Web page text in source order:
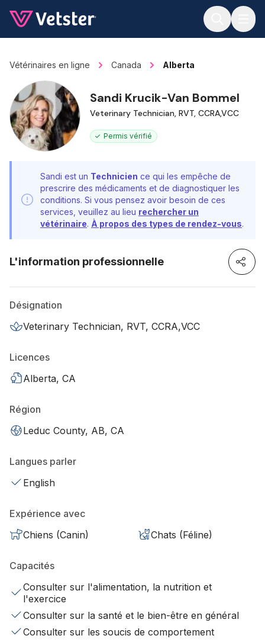
Vétérinaires en ligne Canada Alberta
Sandi Krucik-Van Bommel
Veterinary Technician, RVT, CCRA,VCC
Permis vérifié
Sandi est un Technicien ce qui les empêche de
prescrire des médicaments et de diagnostiquer les
conditions. Si vous pensez avoir besoin de ces
services, veuillez au lieu rechercher un
vétérinaire. À propos des types de rendez-vous.
L'information professionnelle
Désignation
Veterinary Technician, RVT, CCRA,VCC
Licences
Alberta, CA
Région
Leduc County, AB, CA
Langues parler
English
Expérience avec
Chiens (Canin)
Chats (Féline)
Capacités
Consulter sur l'alimentation, la nutrition et
l'exercice
Consulter sur la santé et le bien-être en général
Consulter sur les soucis de comportement